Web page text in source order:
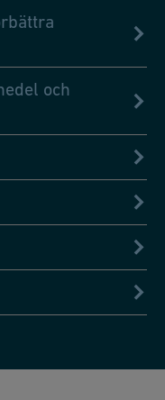
och